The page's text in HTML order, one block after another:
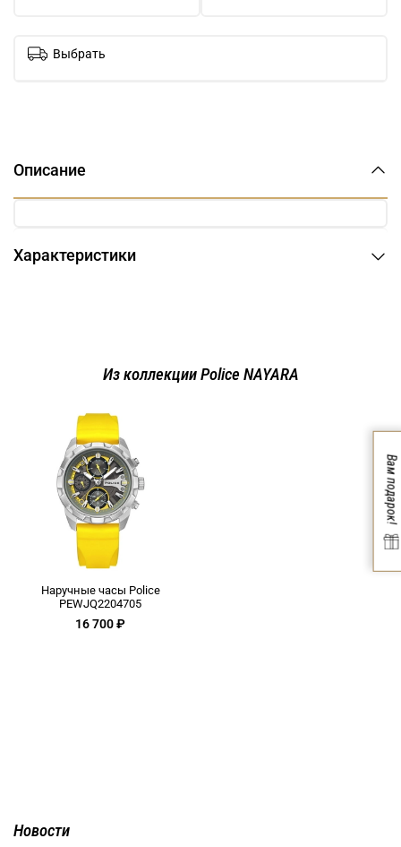
Выбрать
Описание
Характеристики
Из коллекции Police NAYARA
Наручные часы Police
PEWJQ2204705
16 700 ₽
Новости
Вам подарок!